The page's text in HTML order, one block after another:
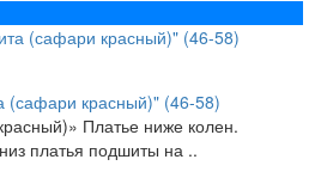
(сафари красный)" (46-58)
Платье ниже колен.
платья подшиты на ..